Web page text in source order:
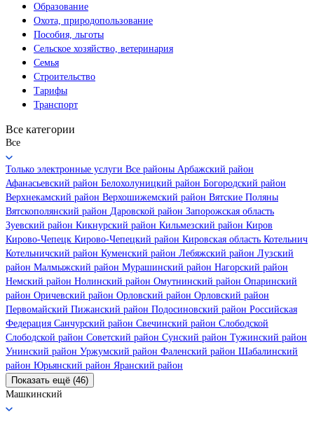
Образование
Охота, природопользование
Пособия, льготы
Сельское хозяйство, ветеринария
Семья
Строительство
Тарифы
Транспорт
Все категории
Все
Только электронные услуги Все районы Арбажский район
Афанасьевский район Белохолуницкий район Богородский район
Верхнекамский район Верхошижемский район Вятские Поляны
Вятскополянский район Даровской район Запорожская область
Зуевский район Кикнурский район Кильмезский район Киров
Кирово-Чепецк Кирово-Чепецкий район Кировская область Котельнич
Котельничский район Куменский район Лебяжский район Лузский
район Малмыжский район Мурашинский район Нагорский район
Немский район Нолинский район Омутнинский район Опаринский
район Оричевский район Орловский район Орловский район
Первомайский Пижанский район Подосиновский район Российская
Федерация Санчурский район Свечинский район Слободской
Слободской район Советский район Сунский район Тужинский район
Унинский район Уржумский район Фаленский район Шабалинский
район Юрьянский район Яранский район
Показать ещё (46)
Машкинский